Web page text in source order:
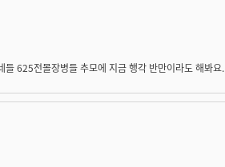
625전몰장병들 추모에 지금 행각 반만이라도 해봐요.